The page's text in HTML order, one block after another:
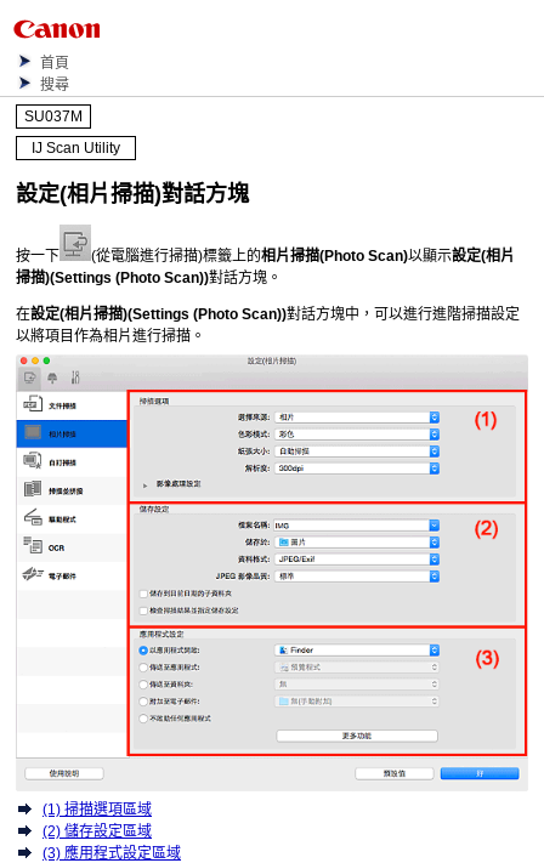
首頁
搜尋
SU037M
IJ Scan Utility
設定(相片掃描)對話方塊
按一下 (從電腦進行掃描)標籤上的相片掃描(Photo Scan)以顯示設定(相片
掃描)(Settings (Photo Scan))對話方塊。
在設定(相片掃描)(Settings (Photo Scan))對話方塊中，可以進行進階掃描設定
以將項目作為相片進行掃描。
(1) 掃描選項區域
(2) 儲存設定區域
(3) 應用程式設定區域